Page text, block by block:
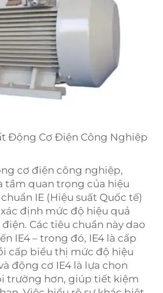
Động Cơ Điện Công Nghiệp
cơ điện công nghiệp,
tầm quan trọng của hiệu
IE (Hiệu suất Quốc tế)
định mức độ hiệu quả
Các tiêu chuẩn này dao
IE4 – trong đó, IE4 là cấp
cấp biểu thị mức độ hiệu
động cơ IE4 là lựa chọn
trường hơn, giúp tiết kiệm